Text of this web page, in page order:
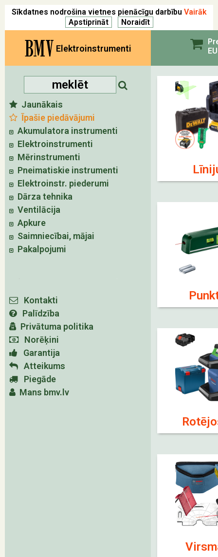
Sīkdatnes nodrošina vietnes pienācīgu darbību Vairāk
BMV Elektroinstrumenti
Jaunākais
Īpašie piedāvājumi
Akumulatora instrumenti
Elektroinstrumenti
Mērinstrumenti
Pneimatiskie instrumenti
Elektroinstr. piederumi
Dārza tehnika
Ventilācija
Apkure
Saimniecībai, mājai
Pakalpojumi
Kontakti
Palīdzība
Privātuma politika
Norēķini
Garantija
Atteikums
Piegāde
Mans bmv.lv